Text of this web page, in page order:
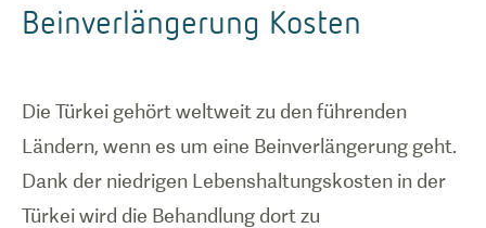
Beinverlängerung Kosten
Die Türkei gehört weltweit zu den führenden
Ländern, wenn es um eine Beinverlängerung geht.
Dank der niedrigen Lebenshaltungskosten in der
Türkei wird die Behandlung dort zu